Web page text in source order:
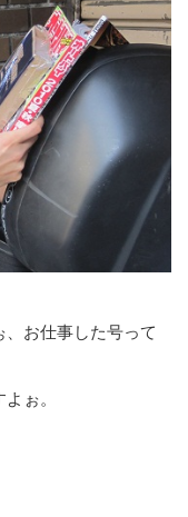
お仕事した号って
ぉ。